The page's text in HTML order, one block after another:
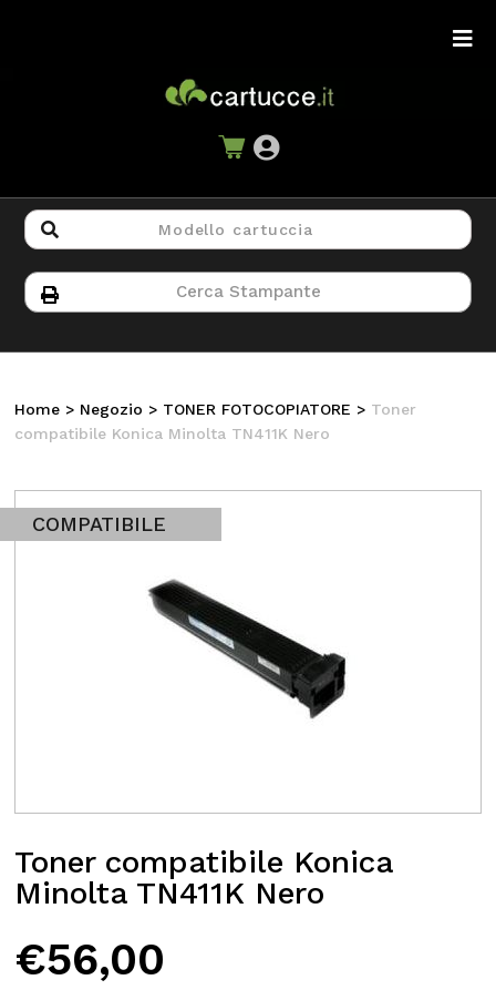
Home > Negozio > TONER FOTOCOPIATORE > Toner
compatibile Konica Minolta TN411K Nero
COMPATIBILE
Toner compatibile Konica
Minolta TN411K Nero
€56,00